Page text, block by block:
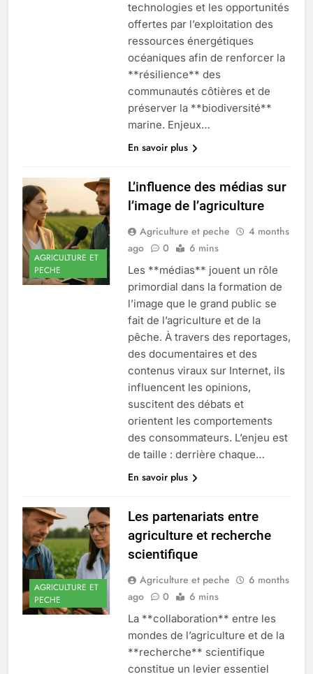
technologies et les opportunités
offertes par l’exploitation des
ressources énergétiques
océaniques afin de renforcer la
**résilience** des
communautés côtières et de
préserver la **biodiversité**
marine. Enjeux…
En savoir plus
AGRICULTURE ET
PECHE
L’influence des médias sur
l’image de l’agriculture
Agriculture et peche
4 months
ago
0 6 mins
Les **médias** jouent un rôle
primordial dans la formation de
l’image que le grand public se
fait de l’agriculture et de la
pêche. À travers des reportages,
des documentaires et des
contenus viraux sur Internet, ils
influencent les opinions,
suscitent des débats et
orientent les comportements
des consommateurs. L’enjeu est
de taille : derrière chaque…
En savoir plus
AGRICULTURE ET
PECHE
Les partenariats entre
agriculture et recherche
scientifique
Agriculture et peche
6 months
ago
0 6 mins
La **collaboration** entre les
mondes de l’agriculture et de la
**recherche** scientifique
constitue un levier essentiel